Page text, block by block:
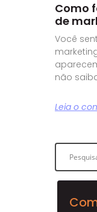
Como
de
Você
não
Leia o